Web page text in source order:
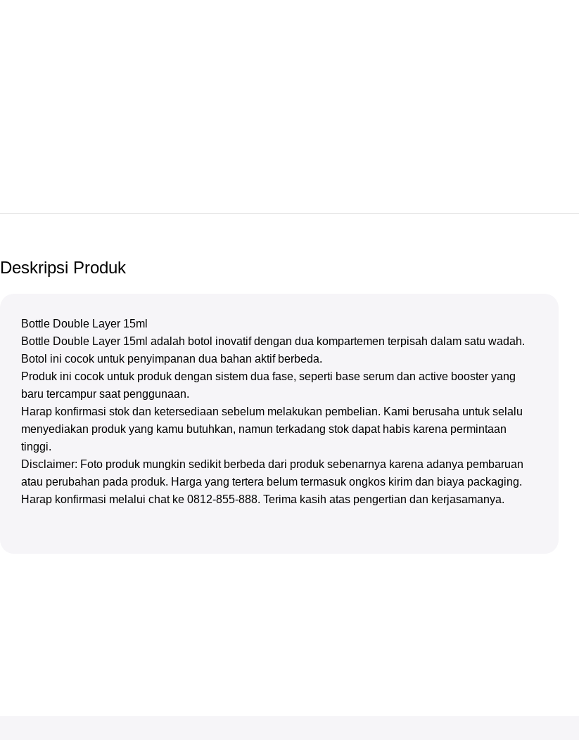
Deskripsi Produk
Bottle Double Layer 15ml
Bottle Double Layer 15ml adalah botol inovatif dengan dua kompartemen terpisah dalam satu wadah.
Botol ini cocok untuk penyimpanan dua bahan aktif berbeda.
Produk ini cocok untuk produk dengan sistem dua fase, seperti base serum dan active booster yang
baru tercampur saat penggunaan.
Harap konfirmasi stok dan ketersediaan sebelum melakukan pembelian. Kami berusaha untuk selalu
menyediakan produk yang kamu butuhkan, namun terkadang stok dapat habis karena permintaan
tinggi.
Disclaimer: Foto produk mungkin sedikit berbeda dari produk sebenarnya karena adanya pembaruan
atau perubahan pada produk. Harga yang tertera belum termasuk ongkos kirim dan biaya packaging.
Harap konfirmasi melalui chat ke 0812-855-888. Terima kasih atas pengertian dan kerjasamanya.